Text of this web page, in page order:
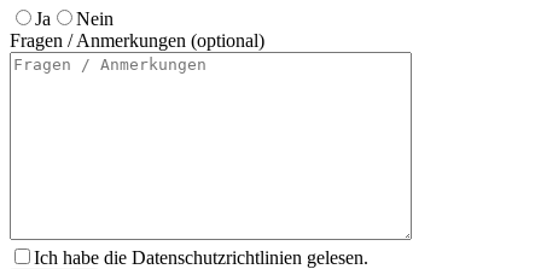
Ja
Nein
Fragen / Anmerkungen (optional)
Ich habe die Datenschutzrichtlinien gelesen.